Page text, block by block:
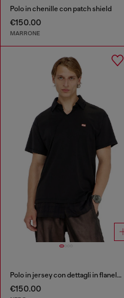
Polo in chenille con patch shield
€150.00
MARRONE
Polo in jersey con dettagli in flanella a quadri
€150.00